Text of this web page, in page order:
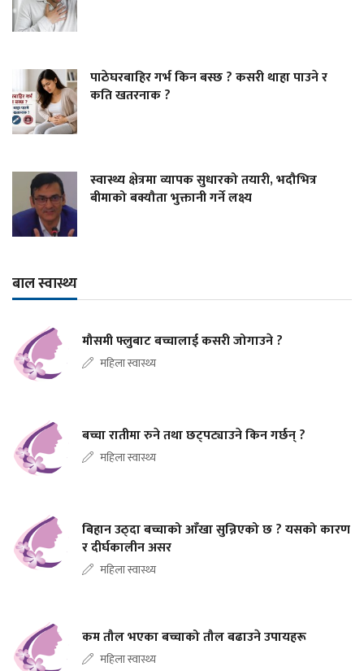
पाठेघरबाहिर गर्भ किन बस्छ ? कसरी थाहा पाउने र
कति खतरनाक ?
स्वास्थ्य क्षेत्रमा व्यापक सुधारको तयारी, भदौभित्र
बीमाको बक्यौता भुक्तानी गर्ने लक्ष्य
बाल स्वास्थ्य
मौसमी फ्लुबाट बच्चालाई कसरी जोगाउने ?
महिला स्वास्थ्य
बच्चा रातीमा रुने तथा छट्पट्याउने किन गर्छन् ?
महिला स्वास्थ्य
बिहान उठ्दा बच्चाको आँखा सुन्निएको छ ? यसको कारण
र दीर्घकालीन असर
महिला स्वास्थ्य
कम तौल भएका बच्चाको तौल बढाउने उपायहरू
महिला स्वास्थ्य